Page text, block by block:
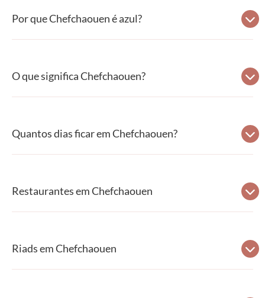
Por que Chefchaouen é azul?
O que significa Chefchaouen?
Quantos dias ficar em Chefchaouen?
Restaurantes em Chefchaouen
Riads em Chefchaouen